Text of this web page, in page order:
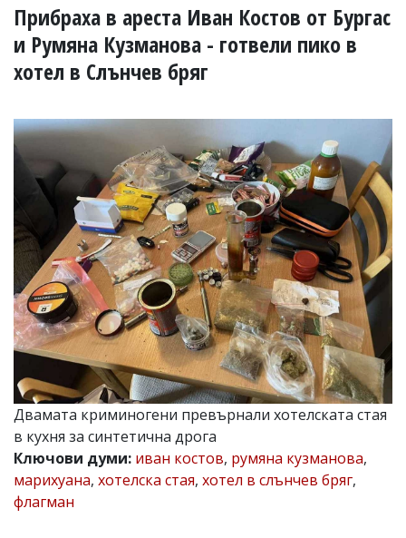
В
УКРАЙНА
СПОРТ
БИЗНЕС
ЮГ
Управители:
Веселин
Василев,
email:
v.vasilev@flagman.bg
Катя
Касабова,
еmail:k.kassabova@flagman.bg
Главен
редактор:
Иван
Колев,
email:
office@flagman.bg
Коментарите
статиите
се
Прибраха в ареста Иван Костов от Бургас
и Румяна Кузманова - готвели пико в
хотел в Слънчев бряг
Двамата криминогени превърнали хотелската стая
в кухня за синтетична дрога
Ключови думи: иван костов, румяна кузманова,
марихуана, хотелска стая, хотел в слънчев бряг,
флагман